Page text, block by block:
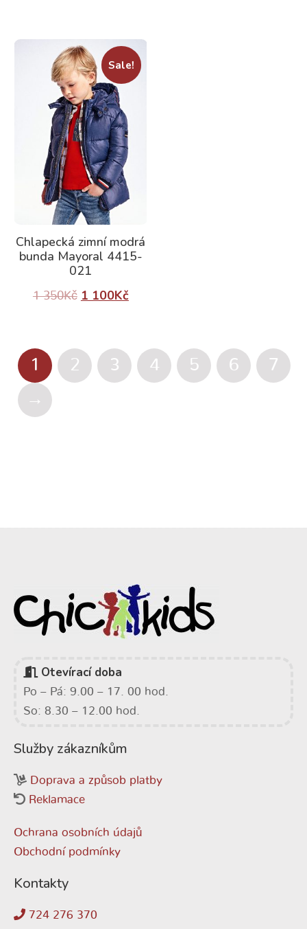
Sale!
Chlapecká zimní modrá
bunda Mayoral 4415-
021
1 350Kč 1 100Kč
1 2 3 4 5 6
7
→
Otevírací doba
Po – Pá: 9.00 – 17. 00 hod.
So: 8.30 – 12.00 hod.
Služby zákazníkům
Doprava a způsob platby
Reklamace
Ochrana osobních údajů
Obchodní podmínky
Kontakty
724 276 370